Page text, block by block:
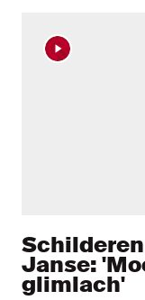
Janse:
glimlach'